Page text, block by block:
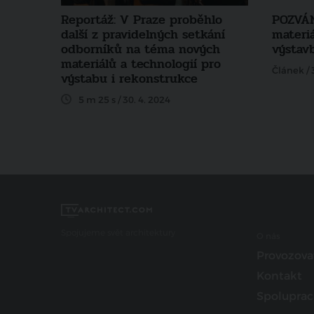
Reportáž: V Praze proběhlo
další z pravidelných setkání
odborníků na téma nových
materiálů a technologií pro
výstabu i rekonstrukce
5 m 25 s / 30. 4. 2024
Článek /